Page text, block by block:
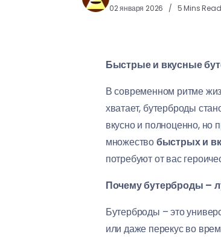
02 января 2026 5 Mins Read
Быстрые и вкусные
В современном ритме
хватает, бутерброды
вкусно и полноценно, но
множествобыстрых и
потребуют от вас
Почему бутерброды –
Бутерброды – это
или даже перекус во